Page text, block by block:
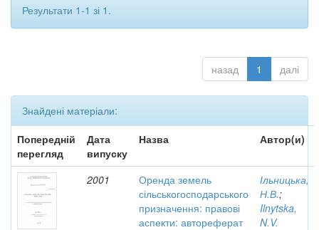
Результати 1-1 зі 1.
назад 1 далі
Знайдені матеріали:
Попередній
перегляд
Дата
випуску
Назва Автор(и)
2001
Оренда земель
сільськогосподарського
призначення: правові
аспекти: автореферат
Ільницька,
Н.В.;
Ilnytska,
N.V.